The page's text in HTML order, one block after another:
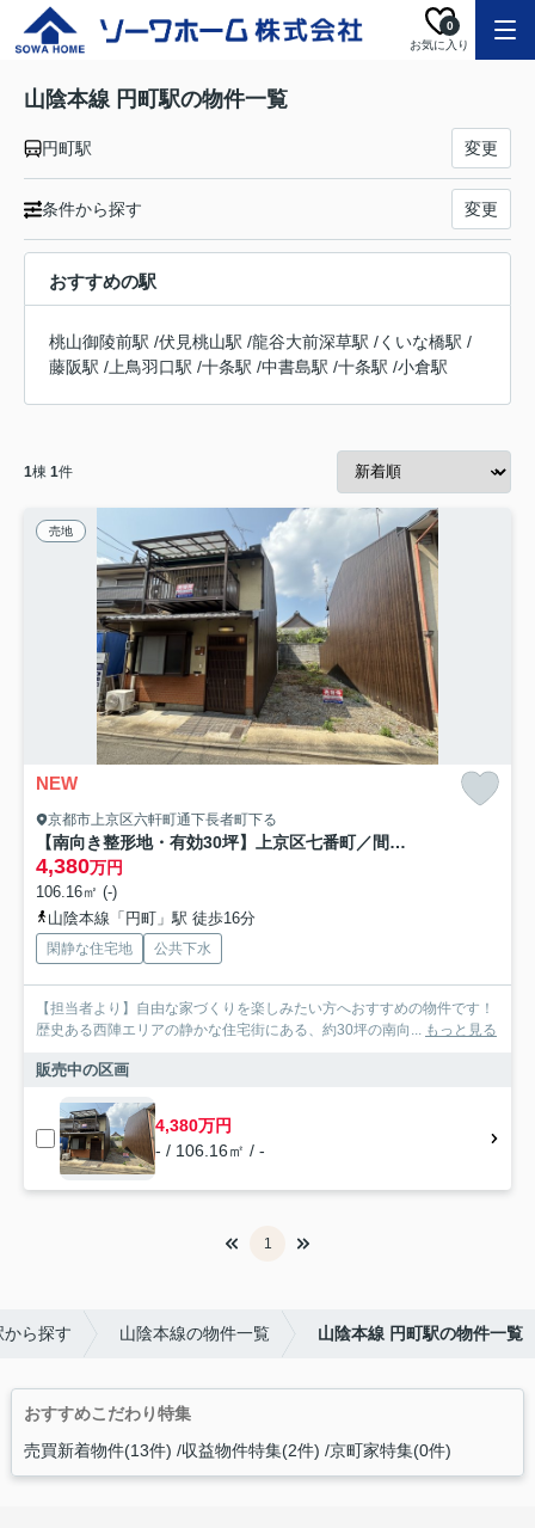
お気に入り
0
山陰本線 円町駅の物件一覧
円町駅 変更
条件から探す 変更
おすすめの駅
桃山御陵前駅 /伏見桃山駅 /龍谷大前深草駅 /くいな橋駅 /
藤阪駅 / 上鳥羽口駅 /十条駅 /中書島駅 /十条駅 /小倉駅
1棟 1件
売地
NEW
京都市上京区六軒町通下長者町下る
【南向き整形地・有効30坪】上京区七番町／間口8.72m・条件なし
4,380万円
106.16㎡ (-)
山陰本線「円町」駅 徒歩16分
閑静な住宅地 公共下水
【担当者より】自由な家づくりを楽しみたい方へおすすめの物件です！
歴史ある西陣エリアの静かな住宅街にある、約30坪の南向... もっと見る
販売中の区画
4,380万円
- / 106.16㎡ / -
1
ら探す 山陰本線の物件一覧 山陰本線 円町駅の物件一覧
おすすめこだわり特集
売買新着物件(13件) 収益物件特集(2件) 京町家特集(0件)